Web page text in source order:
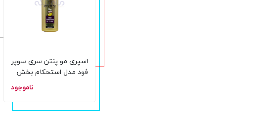
اسپری مو پنتن سری سوپر
فود مدل استحکام بخش
ناموجود